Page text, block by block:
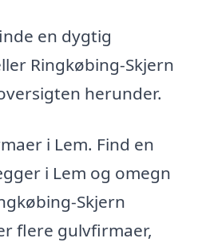
en dygtig
Ringkøbing-Skjern
herunder.
i Lem. Find en
i Lem og omegn
Skjern
flere gulvfirmaer,